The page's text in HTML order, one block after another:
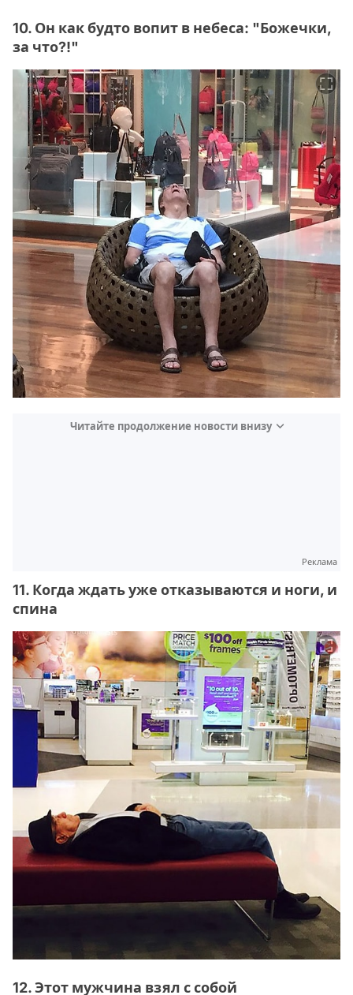
10. Он как будто вопит в небеса: "Божечки,
за что?!"
Читайте продолжение новости внизу
Реклама
11. Когда ждать уже отказываются и ноги, и
спина
12. Этот мужчина взял с собой